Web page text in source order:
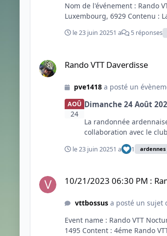
Nom de l'événement : Rando
Luxembourg, 6929 Contenu :
le 23 juin 20251 a 5 réponses
Rando VTT Daverdisse
pve1418a posté un
AOÛ
24
Dimanche 24 Août
La randonnée
collaboration avec le
le 23 juin 20251 a 1 ardennes
10/21/2023 06:30 PM :
vttbossusa posté un sujet
Event name : Rando VTT
1495 Content : 4éme Rando